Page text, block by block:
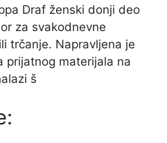
Draf ženski donji deo
za svakodnevne
trčanje. Napravljena je
prijatnog materijala na
š